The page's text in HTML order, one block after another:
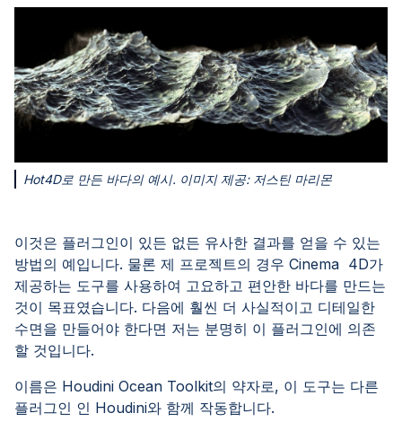
Hot4D로 만든 바다의 예시. 이미지 제공: 저스틴 마리몬
이것은 플러그인이 있든 없든 유사한 결과를 얻을 수 있는
방법의 예입니다. 물론 제 프로젝트의 경우 Cinema 4D가
제공하는 도구를 사용하여 고요하고 편안한 바다를 만드는
것이 목표였습니다. 다음에 훨씬 더 사실적이고 디테일한
수면을 만들어야 한다면 저는 분명히 이 플러그인에 의존
할 것입니다.
이름은 Houdini Ocean Toolkit의 약자로, 이 도구는 다른
플러그인 인 Houdini와 함께 작동합니다.